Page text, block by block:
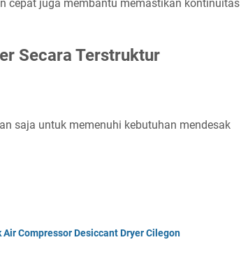
cepat juga membantu memastikan kontinuitas
Secara Terstruktur
saja untuk memenuhi kebutuhan mendesak
Compressor Desiccant Dryer Cilegon